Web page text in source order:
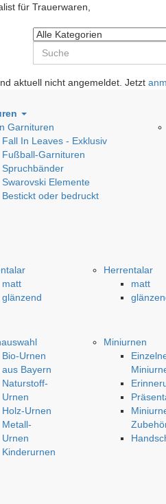
für Trauerwaren,
aktuell nicht angemeldet. Jetzt
Garnituren
Fall In Leaves - Exklusiv
Fußball-Garnituren
Spruchbänder
Swarovski Elemente
Bestickt oder bedruckt
matt
glänzend
Herrentalar
matt
Bio-Urnen
aus Bayern
Naturstoff-
Urnen
Holz-Urnen
Metall-
Urnen
Kinderurnen
Miniurnen